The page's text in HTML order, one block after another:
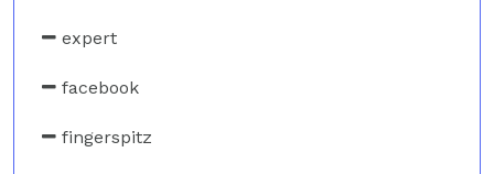
expert
facebook
fingerspitz